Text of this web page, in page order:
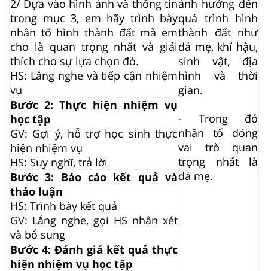
2/ Dựa vào hình ảnh và thông tin
trong mục 3, em hãy trình bày
nhân tố hình thành đất mà em
cho là quan trọng nhất và giải
thích cho sự lựa chọn đó.
HS: Lắng nghe và tiếp cận nhiệm
vụ
ảnh hưởng đến
quá trình hình
thành đất như
đá mẹ, khí hậu,
sinh vật, địa
hình và thời
gian.
- Trong đó
nhân tố đóng
vai trò quan
trọng nhất là
đá mẹ.
Bước 2: Thực hiện nhiệm vụ
học tập
GV: Gợi ý, hỗ trợ học sinh thực
hiện nhiệm vụ
HS: Suy nghĩ, trả lời
Bước 3: Báo cáo kết quả và
thảo luận
HS: Trình bày kết quả
GV: Lắng nghe, gọi HS nhận xét
và bổ sung
Bước 4: Đánh giá kết quả thực
hiện nhiệm vụ học tập